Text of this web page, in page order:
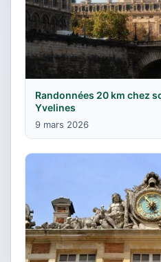
Randonnées 20 km chez
Yvelines
9 mars 2026